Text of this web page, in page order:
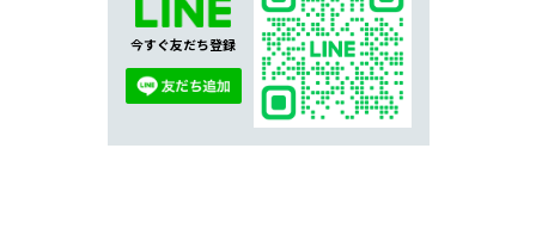
今すぐ友だち登録